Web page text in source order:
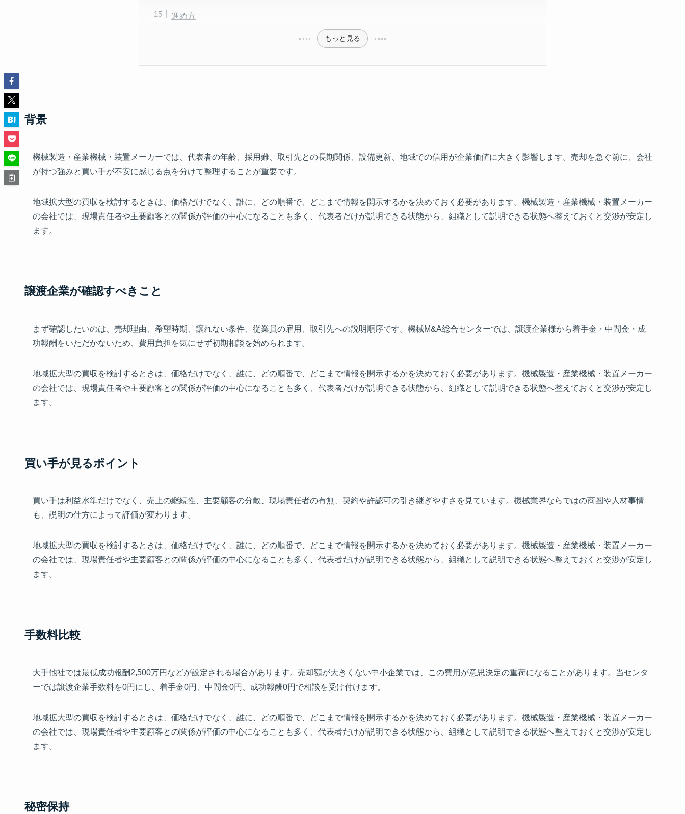
進め方
もっと見る
背景
機械製造・産業機械・装置メーカーでは、代表者の年齢、採用難、取引先との長期関係、設備更新、地域での信用が企業価値に大きく影響します。売却を急ぐ前に、会社
が持つ強みと買い手が不安に感じる点を分けて整理することが重要です。
地域拡大型の買収を検討するときは、価格だけでなく、誰に、どの順番で、どこまで情報を開示するかを決めておく必要があります。機械製造・産業機械・装置メーカー
の会社では、現場責任者や主要顧客との関係が評価の中心になることも多く、代表者だけが説明できる状態から、組織として説明できる状態へ整えておくと交渉が安定し
ます。
譲渡企業が確認すべきこと
まず確認したいのは、売却理由、希望時期、譲れない条件、従業員の雇用、取引先への説明順序です。機械M&A総合センターでは、譲渡企業様から着手金・中間金・成
功報酬をいただかないため、費用負担を気にせず初期相談を始められます。
地域拡大型の買収を検討するときは、価格だけでなく、誰に、どの順番で、どこまで情報を開示するかを決めておく必要があります。機械製造・産業機械・装置メーカー
の会社では、現場責任者や主要顧客との関係が評価の中心になることも多く、代表者だけが説明できる状態から、組織として説明できる状態へ整えておくと交渉が安定し
ます。
買い手が見るポイント
買い手は利益水準だけでなく、売上の継続性、主要顧客の分散、現場責任者の有無、契約や許認可の引き継ぎやすさを見ています。機械業界ならではの商圏や人材事情
も、説明の仕方によって評価が変わります。
地域拡大型の買収を検討するときは、価格だけでなく、誰に、どの順番で、どこまで情報を開示するかを決めておく必要があります。機械製造・産業機械・装置メーカー
の会社では、現場責任者や主要顧客との関係が評価の中心になることも多く、代表者だけが説明できる状態から、組織として説明できる状態へ整えておくと交渉が安定し
ます。
手数料比較
大手他社では最低成功報酬2,500万円などが設定される場合があります。売却額が大きくない中小企業では、この費用が意思決定の重荷になることがあります。当センタ
ーでは譲渡企業手数料を0円にし、着手金0円、中間金0円、成功報酬0円で相談を受け付けます。
地域拡大型の買収を検討するときは、価格だけでなく、誰に、どの順番で、どこまで情報を開示するかを決めておく必要があります。機械製造・産業機械・装置メーカー
の会社では、現場責任者や主要顧客との関係が評価の中心になることも多く、代表者だけが説明できる状態から、組織として説明できる状態へ整えておくと交渉が安定し
ます。
秘密保持